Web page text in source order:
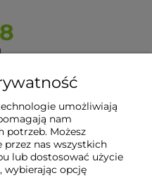
umożliwiają
nam
potrzeb. Możesz
nas wszystkich
lub dostosować użycie
wybierając opcję